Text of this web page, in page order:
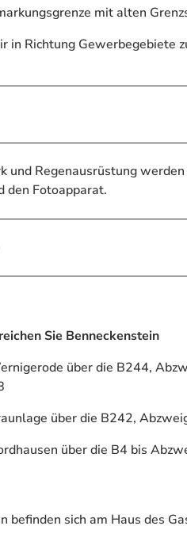
mit alten
in Richtung Gewerbegebiete
und Regenausrüstung
den Fotoapparat.
Sie Benneckenstein
über die B244,
über die B242,
über die B4 bis
befinden sich am Haus des